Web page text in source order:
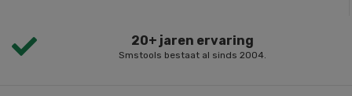
20+ jaren ervaring
Smstools bestaat al sinds 2004.